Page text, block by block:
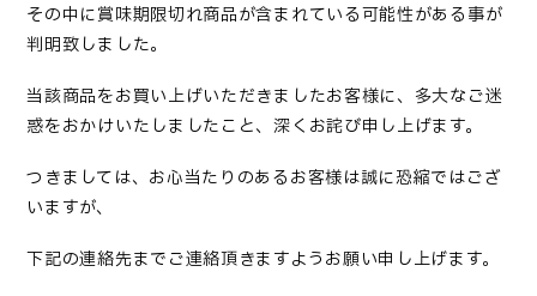
その中に賞味期限切れ商品が含まれている可能性がある事が
判明致しました。
当該商品をお買い上げいただきましたお客様に、多大なご迷
惑をおかけいたしましたこと、深くお詫び申し上げます。
つきましては、お心当たりのあるお客様は誠に恐縮ではござ
いますが、
下記の連絡先までご連絡頂きますようお願い申し上げます。